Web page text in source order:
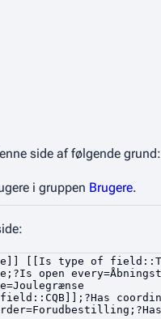
side af følgende grund:
i gruppen Brugere.